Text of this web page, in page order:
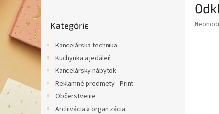
o
č
p
a
l
kategórie
Kategórie
Kancelárska technika
Kuchynka a jedáleň
Kancelársky nábytok
Reklamné predmety - Print
Občerstvenie
Archivácia a organizácia